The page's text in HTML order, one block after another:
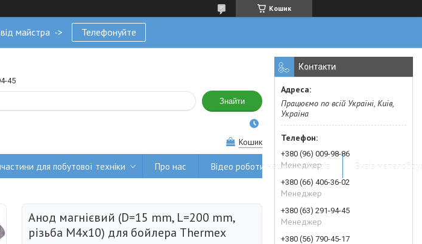
Кошик
майстра -> Телефонуйте
45
Знайти
Кошик
для побутової техніки Про нас Відео роботи наших майстрів Вивіз
Анод магнієвий (D=15 mm, L=200 mm,
різьба M4x10) для бойлера Thermex
Контакти
Працюємо по всій Україні, Київ,
Україна
+380 (96) 009-98-86
Менеджер
+380 (66) 406-36-02
Менеджер
+380 (63) 291-94-45
Менеджер
+380 (56) 790-45-17